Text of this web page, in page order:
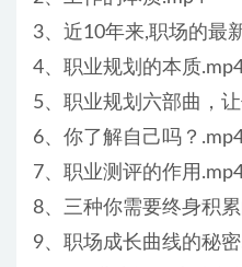
3、近10年来,职场的最
4、职业规划的本质
5、职业规划六部曲，
6、你了解自己吗？
7、职业测评的作用
8、三种你需要终身积
9、职场成长曲线的秘